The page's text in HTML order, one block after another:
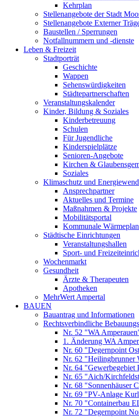
Kehrplan
Stellenangebote der Stadt
Stellenangebote Externer
Baustellen / Sperrungen
Notfallnummern und -dienste
Leben & Freizeit
Stadtporträt
Geschichte
Wappen
Sehenswürdigkeiten
Städtepartnerschaften
Veranstaltungskalender
Kinder, Bildung & Soziales
Kinderbetreuung
Schulen
Für Jugendliche
Kinderspielplätze
Senioren-Angebote
Kirchen &
Soziales
Klimaschutz und
Ansprechpartner
Aktuelles und Termine
Maßnahmen & Projekte
Mobilitätsportal
Kommunale
Städtische Einrichtungen
Veranstaltungshallen
Sport- und
Wochenmarkt
Gesundheit
Ärzte & Therapeuten
Apotheken
MehrWert Ampertal
BAUEN
Bauantrag und Informationen
Rechtsverbindliche
Nr. 52 "WA
1. Änderung WA
Nr. 60 "Degernpoint
Nr. 62 "Heilingbrunner
Nr. 64 "Gewerbegebiet
Nr. 65 "Aich/
Nr. 68 "Sonnenhäuser
Nr. 69 "PV-Anlage
Nr. 70 "Containerbau
Nr. 72 "Degernpoint